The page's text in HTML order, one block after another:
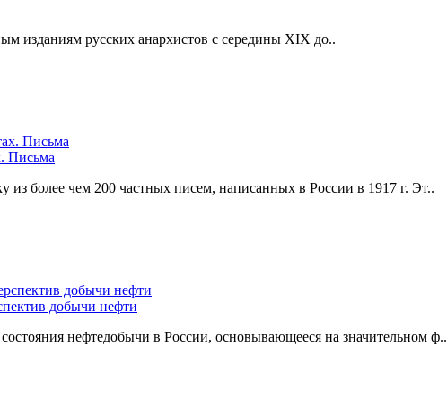
изданиям русских анархистов с середины XIX до..
Письма
из более чем 200 частных писем, написанных в России в 1917 г. Эт..
добычи нефти
нефтедобычи в России, основывающееся на значительном ф..